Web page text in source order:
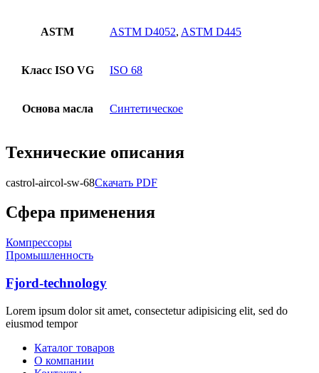
ASTM ASTM D4052, ASTM D445
Класс ISO VG ISO 68
Основа масла Синтетическое
Технические описания
castrol-aircol-sw-68Скачать PDF
Сфера применения
Компрессоры
Промышленность
Fjord-technology
Lorem ipsum dolor sit amet, consectetur adipisicing elit, sed do
eiusmod tempor
Каталог товаров
О компании